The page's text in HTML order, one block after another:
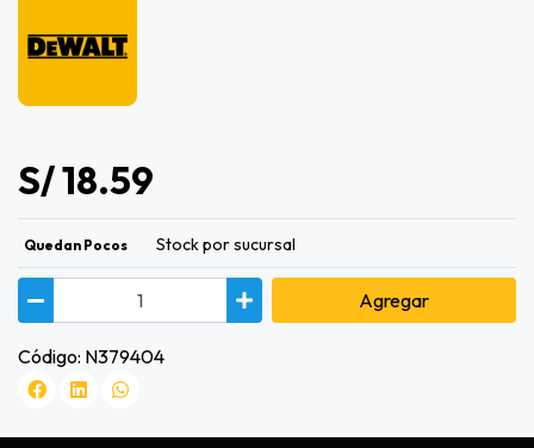
S/ 18.59
Quedan Pocos Stock por sucursal
Agregar
Código: N379404